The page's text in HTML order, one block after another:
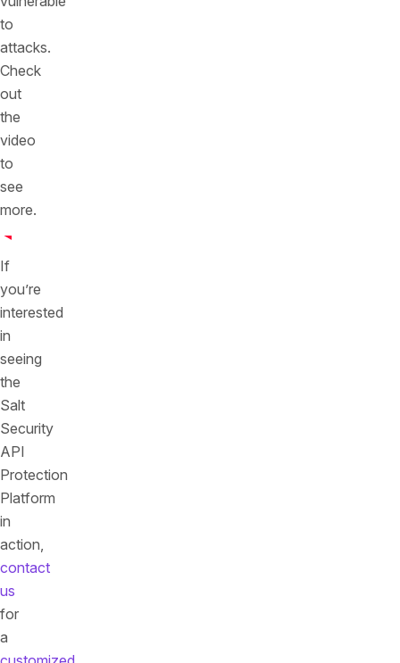
to
attacks.
Check
out
the
video
to
see
more.
If
you’re
interested
in
seeing
the
Salt
Security
API
Protection
Platform
in
action,
contact
us
for
a